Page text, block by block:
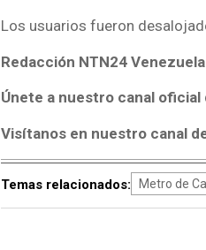
Los usuarios fueron
Redacción NTN24 Venezuela
Únete a nuestro canal oficial
Visítanos en nuestro canal
Temas relacionados: Metro de